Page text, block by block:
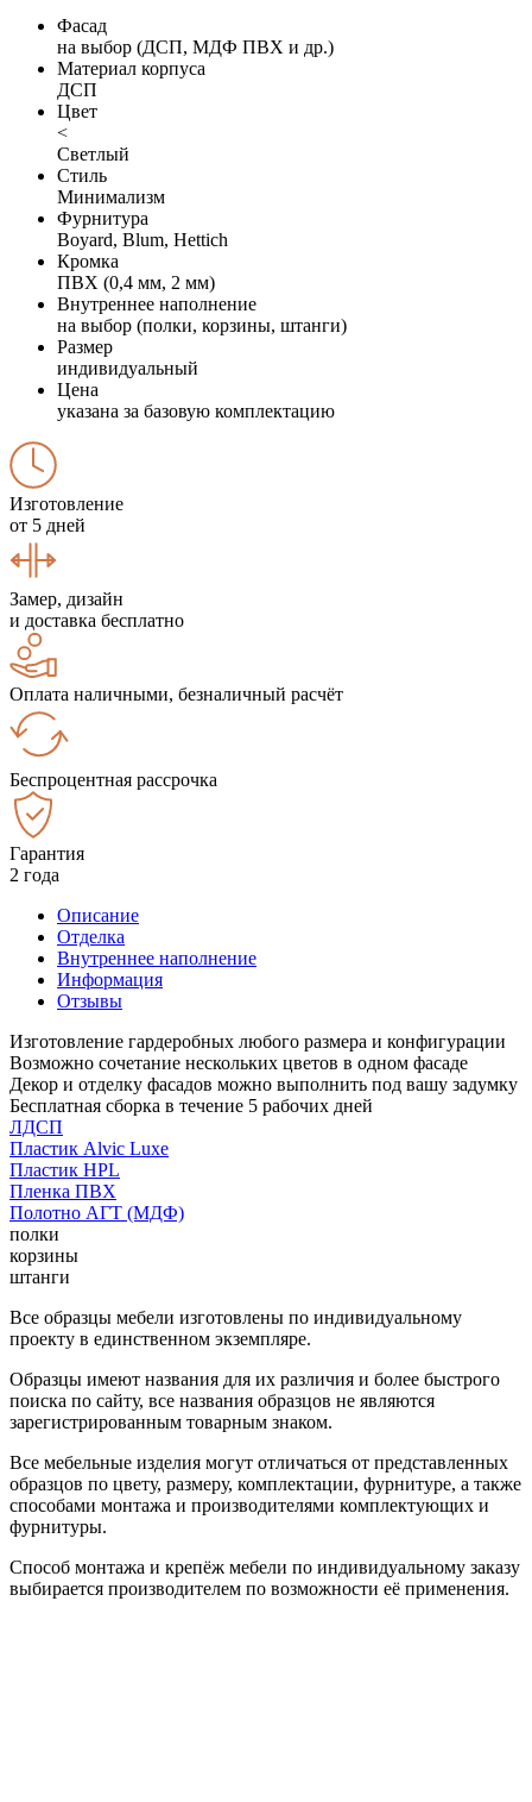
Фасад
на выбор (ДСП, МДФ ПВХ и др.)
Материал корпуса
ДСП
Цвет
<
Светлый
Стиль
Минимализм
Фурнитура
Boyard, Blum, Hettich
Кромка
ПВХ (0,4 мм, 2 мм)
Внутреннее наполнение
на выбор (полки, корзины, штанги)
Размер
индивидуальный
Цена
указана за базовую комплектацию
Изготовление
от 5 дней
Замер, дизайн
и доставка бесплатно
Оплата наличными, безналичный расчёт
Беспроцентная рассрочка
Гарантия
2 года
Описание
Отделка
Внутреннее наполнение
Информация
Отзывы
Изготовление гардеробных любого размера и конфигурации
Возможно сочетание нескольких цветов в одном фасаде
Декор и отделку фасадов можно выполнить под вашу задумку
Бесплатная сборка в течение 5 рабочих дней
ЛДСП
Пластик Alvic Luxe
Пластик HPL
Пленка ПВХ
Полотно АГТ (МДФ)
полки
корзины
штанги
Все образцы мебели изготовлены по индивидуальному
проекту в единственном экземпляре.
Образцы имеют названия для их различия и более быстрого
поиска по сайту, все названия образцов не являются
зарегистрированным товарным знаком.
Все мебельные изделия могут отличаться от представленных
образцов по цвету, размеру, комплектации, фурнитуре, а также
способами монтажа и производителями комплектующих и
фурнитуры.
Способ монтажа и крепёж мебели по индивидуальному заказу
выбирается производителем по возможности её применения.